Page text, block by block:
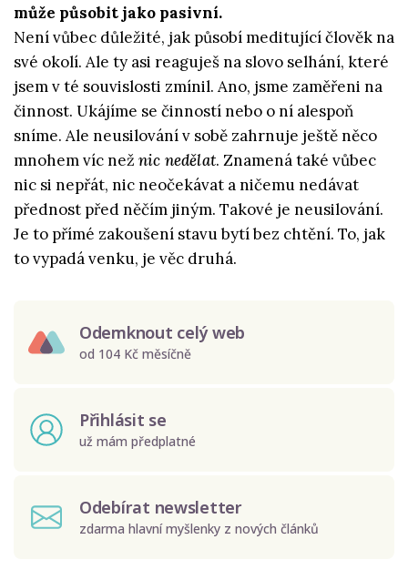
může působit jako pasivní.
Není vůbec důležité, jak působí meditující člověk na
své okolí. Ale ty asi reaguješ na slovo selhání, které
jsem v té souvislosti zmínil. Ano, jsme zaměřeni na
činnost. Ukájíme se činností nebo o ní alespoň
sníme. Ale neusilování v sobě zahrnuje ještě něco
mnohem víc než nic nedělat. Znamená také vůbec
nic si nepřát, nic neočekávat a ničemu nedávat
přednost před něčím jiným. Takové je neusilování.
Je to přímé zakoušení stavu bytí bez chtění. To, jak
to vypadá venku, je věc druhá.
Odemknout celý web
od 104 Kč měsíčně
Přihlásit se
už mám předplatné
Odebírat newsletter
zdarma hlavní myšlenky z nových článků